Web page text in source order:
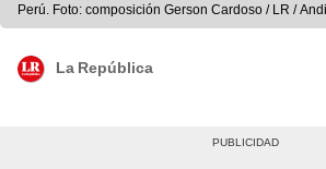
Perú. Foto: composición Gerson Cardoso / LR /
La República